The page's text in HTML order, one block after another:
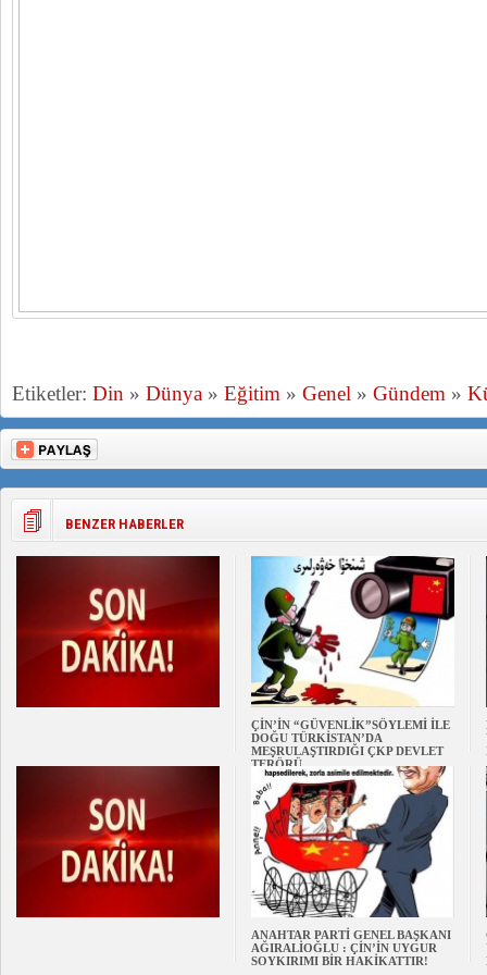
Etiketler: Din » Dünya » Eğitim » Genel » Gündem »
BENZER HABERLER
ÇİN’İN “GÜVENLİK”SÖYLEMİ İLE
DOĞU TÜRKİSTAN’DA
MEŞRULAŞTIRDIĞI ÇKP DEVLET
TERÖRÜ
ANAHTAR PARTİ GENEL BAŞKANI
AĞIRALİOĞLU : ÇİN’İN UYGUR
SOYKIRIMI BİR HAKİKATTIR!